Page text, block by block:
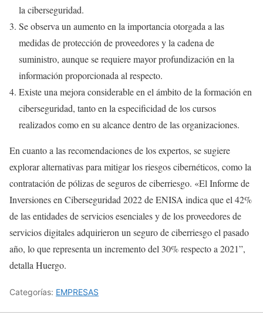
la ciberseguridad.
Se observa un aumento en la importancia otorgada a las
medidas de protección de proveedores y la cadena de
suministro, aunque se requiere mayor profundización en la
información proporcionada al respecto.
Existe una mejora considerable en el ámbito de la formación en
ciberseguridad, tanto en la especificidad de los cursos
realizados como en su alcance dentro de las organizaciones.
En cuanto a las recomendaciones de los expertos, se sugiere
explorar alternativas para mitigar los riesgos cibernéticos, como la
contratación de pólizas de seguros de ciberriesgo. «El Informe de
Inversiones en Ciberseguridad 2022 de ENISA indica que el 42%
de las entidades de servicios esenciales y de los proveedores de
servicios digitales adquirieron un seguro de ciberriesgo el pasado
año, lo que representa un incremento del 30% respecto a 2021”,
detalla Huergo.
Categorías: EMPRESAS